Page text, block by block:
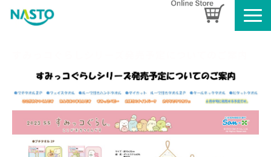
ブログ
名入れタオルのご案内
採用情報